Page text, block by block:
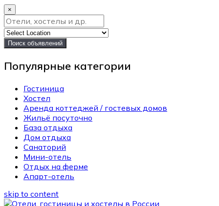
×
Поиск объявлений
Популярные категории
Гостиница
Хостел
Аренда коттеджей / гостевых домов
Жильё посуточно
База отдыха
Дом отдыха
Санаторий
Мини-отель
Отдых на ферме
Апарт-отель
skip to content